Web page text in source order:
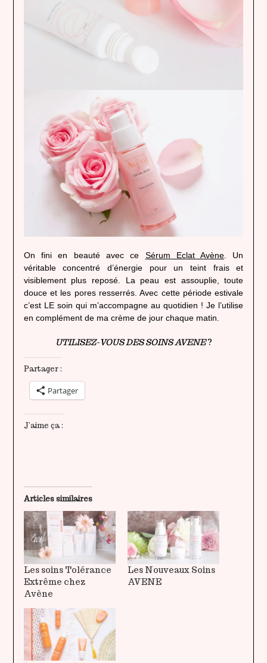
On fini en beauté avec ce Sérum Eclat Avène. Un
véritable concentré d’énergie pour un teint frais et
visiblement plus reposé. La peau est assouplie, toute
douce et les pores resserrés. Avec cette période estivale
c’est LE soin qui m’accompagne au quotidien ! Je l’utilise
en complément de ma crème de jour chaque matin.
UTILISEZ-VOUS DES SOINS AVENE?
Partager :
Partager
J’aime ça :
Articles similaires
Les soins Tolérance
Extrême chez
Avène
Les Nouveaux Soins
AVENE